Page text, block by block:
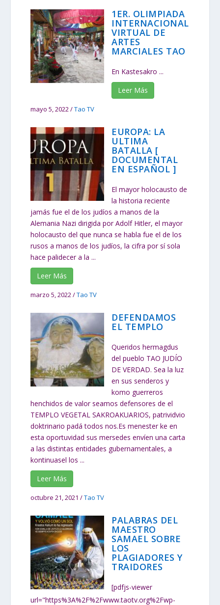
1ER. OLIMPIADA
INTERNACIONAL
VIRTUAL DE
ARTES
MARCIALES TAO
En Kastesakro ...
Leer Más
mayo 5, 2022/Tao TV
EUROPA: LA
ULTIMA
BATALLA [
DOCUMENTAL
EN ESPAÑOL ]
El mayor holocausto de
la historia reciente
jamás fue el de los judíos a manos de la
Alemania Nazi dirigida por Adolf Hitler, el mayor
holocausto del que nunca se habla fue el de los
rusos a manos de los judíos, la cifra por sí sola
hace palidecer a la ...
Leer Más
marzo 5, 2022/Tao TV
DEFENDAMOS
EL TEMPLO
Queridos hermagdus
del pueblo TAO JUDÍO
DE VERDAD. Sea la luz
en sus senderos y
komo guerreros
henchidos de valor seamos defensores de el
TEMPLO VEGETAL SAKROAKUARIOS, patrividvio
doktrinario padá todos nos.Es menester ke en
esta oportuvidad sus mersedes envíen una carta
a las distintas entidades gubernamentales, a
kontinuasel los ...
Leer Más
octubre 21, 2021 /Tao TV
PALABRAS DEL
MAESTRO
SAMAEL SOBRE
LOS
PLAGIADORES Y
TRAIDORES
[pdfjs-viewer
url="https%3A%2F%2Fwww.taotv.org%2Fwp-